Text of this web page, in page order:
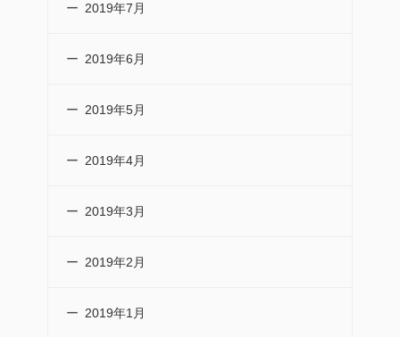
2019年7月
2019年6月
2019年5月
2019年4月
2019年3月
2019年2月
2019年1月